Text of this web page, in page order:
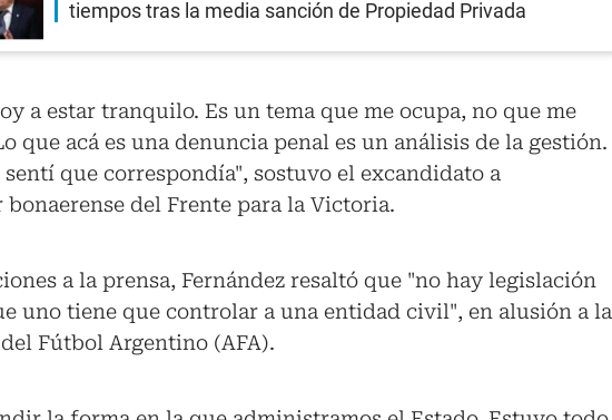
tiempos tras la media sanción de Propiedad Privada
a estar tranquilo. Es un tema que me ocupa, no que me
que acá es una denuncia penal es un análisis de la gestión.
que correspondía", sostuvo el excandidato a
bonaerense del Frente para la Victoria.
a la prensa, Fernández resaltó que "no hay legislación
uno tiene que controlar a una entidad civil", en alusión a la
Fútbol Argentino (AFA).